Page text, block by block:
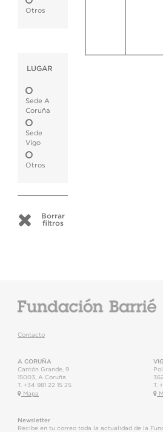
Otros
LUGAR
Sede A
Coruña
Sede
Vigo
Otros
Borrar
filtros
Contacto
A CORUÑA
Cantón Grande, 9
15003
A Coruña
T. +34 981 22 15 25
Mapa
T.
Newsletter
Recibe en tu correo toda la actualidad de la